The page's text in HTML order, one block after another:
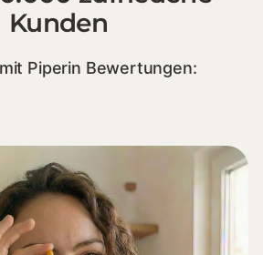
Kunden
Piperin Bewertungen: